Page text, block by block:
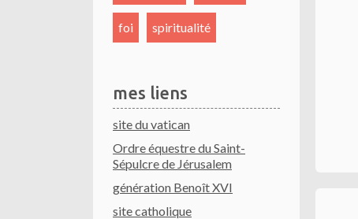
foi spiritualité
mes liens
site du vatican
Ordre équestre du Saint-
Sépulcre de Jérusalem
génération Benoît XVI
site catholique